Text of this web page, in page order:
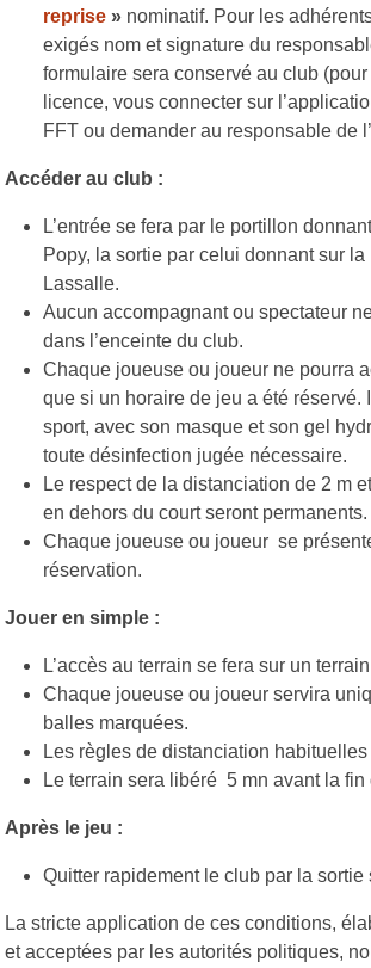
reprise » nominatif. Pour les
exigés nom et signature du
formulaire sera conservé au club
licence, vous connecter sur
FFT ou demander au responsable de
Accéder au club :
L’entrée se fera par le portillon
Popy, la sortie par celui donnant sur
Lassalle.
Aucun accompagnant ou spectateur
dans l’enceinte du club.
Chaque joueuse ou joueur ne pourra
que si un horaire de jeu a été réservé.
sport, avec son masque et son gel
toute désinfection jugée nécessaire.
Le respect de la distanciation de 2 m
en dehors du court seront permanents.
Chaque joueuse ou joueur se
réservation.
Jouer en simple :
L’accès au terrain se fera sur un
Chaque joueuse ou joueur servira
balles marquées.
Les règles de distanciation
Le terrain sera libéré 5 mn avant la fin
Après le jeu :
Quitter rapidement le club par la sortie
La stricte application de ces conditions,
et acceptées par les autorités politiques,